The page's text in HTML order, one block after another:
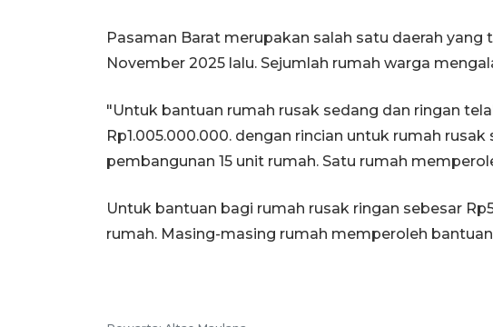
Pasaman Barat merupakan salah satu daerah
November 2025 lalu. Sejumlah rumah warga
"Untuk bantuan rumah rusak sedang dan ringan
Rp1.005.000.000. dengan rincian untuk rumah
pembangunan 15 unit rumah. Satu rumah
Untuk bantuan bagi rumah rusak ringan sebesar
rumah. Masing-masing rumah memperoleh bantuan